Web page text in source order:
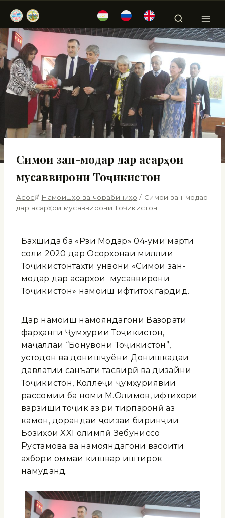
Симои зан-модар дар асарҳои
мусаввирони Тоҷикистон
Асосӣ / Намоишҳо ва чорабиниҳо / Симои зан-модар
дар асарҳои мусаввирони Тоҷикистон
Бахшида ба «Рӯзи Модар» 04-уми марти
соли 2020 дар Осорхонаи миллии
Тоҷикистонтаҳти унвони «Симои зан-
модар дар асарҳои мусаввирони
Тоҷикистон» намоиш ифтитоҳ гардид.
Дар намоиш намояндагони Вазорати
фарҳанги Ҷумҳурии Тоҷикистон,
маҷаллаи “Бонувони Тоҷикистон”,
устодон ва донишҷуёни Донишкадаи
давлатии санъати тасвирӣ ва дизайни
Тоҷикистон, Коллеҷи ҷумҳуриявии
рассомии ба номи М.Олимов, ифтихори
варзиши тоҷик аз рӯи тирпаронӣ аз
камон, дорандаи ҷоизаи биринҷии
Бозиҳои XXI олимпӣ Зебуниссо
Рустамова ва намояндагони васоити
ахбори оммаи кишвар иштирок
намуданд.